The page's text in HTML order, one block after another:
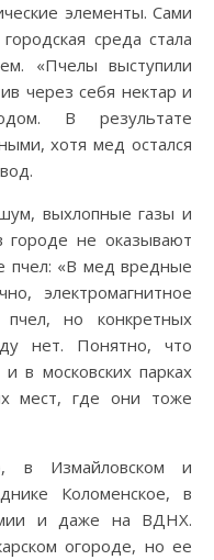
элементы. Сами
среда стала
«Пчелы выступили
через себя нектар и
В результате
хотя мед остался
выхлопные газы и
городе не оказывают
пчел: «В мед вредные
электромагнитное
но конкретных
нет. Понятно, что
в московских парках
мест, где они тоже
в Измайловском и
Коломенское, в
и даже на ВДНХ.
огороде, но ее